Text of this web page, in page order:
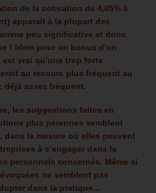
de la cotisation de 4,05% à
apparait à la plupart des
peu significative et donc
! Idem pour un bonus d’un
vrai qu’une trop forte
au recours plus fréquent au
déjà assez fréquent.
les suggestions faites en
plus pérennes semblent
dans la mesure où elles peuvent
à s’engager dans la
personnels concernés. Même si
ne semblent pas
dans la pratique…